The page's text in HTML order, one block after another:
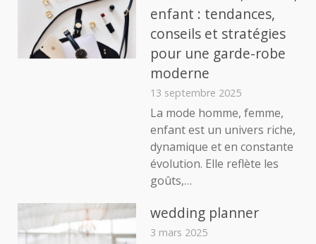
enfant : tendances,
conseils et stratégies
pour une garde-robe
moderne
13 septembre 2025
La mode homme, femme,
enfant est un univers riche,
dynamique et en constante
évolution. Elle reflète les
goûts,…
wedding planner
3 mars 2025